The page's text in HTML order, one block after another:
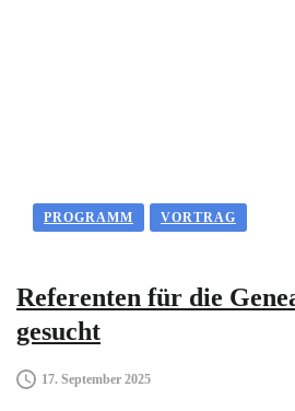
PROGRAMM VORTRAG
Referenten für die
gesucht
17. September 2025